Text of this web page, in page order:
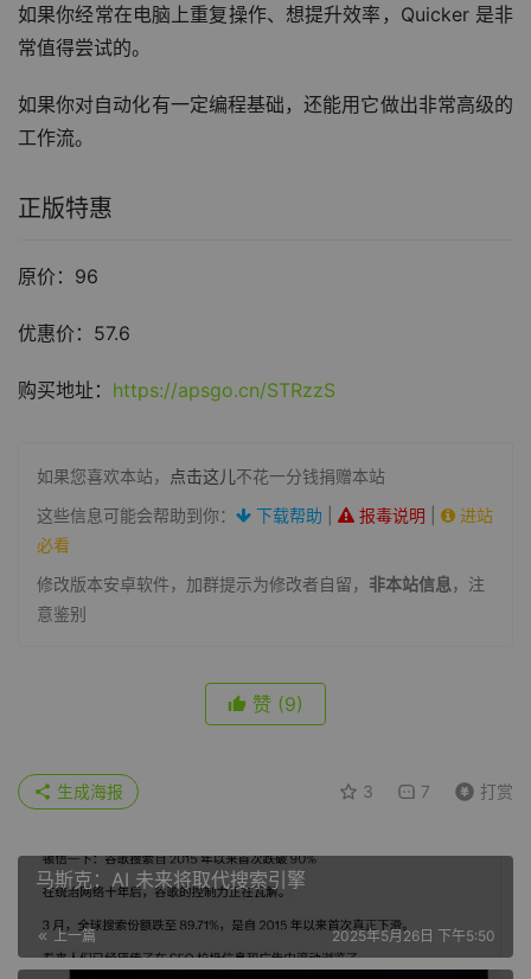
如果你经常在电脑上重复操作、想提升效率，Quicker 是非
常值得尝试的。
如果你对自动化有一定编程基础，还能用它做出非常高级的
工作流。
正版特惠
原价：96
优惠价：57.6
购买地址： https://apsgo.cn/STRzzS
如果您喜欢本站， 点击这儿不花一分钱捐赠本站
这些信息可能会帮助到你：
下载帮助 报毒说明
进站
必看
修改版本安卓软件，加群提示为修改者自留， 非本站信息，注
意鉴别
赞 (9)
3 7 打赏
生成海报
马斯克：AI 未来将取代搜索引擎
上一篇 2025年5月26日 下午5:50